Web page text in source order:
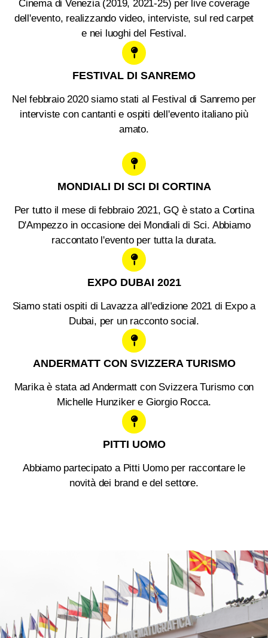
Cinema di Venezia (2019, 2021-25) per live coverage
dell'evento, realizzando video, interviste, sul red carpet
e nei luoghi del Festival.
FESTIVAL DI SANREMO
Nel febbraio 2020 siamo stati al Festival di Sanremo per
interviste con cantanti e ospiti dell'evento italiano più
amato.
MONDIALI DI SCI DI CORTINA
Per tutto il mese di febbraio 2021, GQ è stato a Cortina
D'Ampezzo in occasione dei Mondiali di Sci. Abbiamo
raccontato l'evento per tutta la durata.
EXPO DUBAI 2021
Siamo stati ospiti di Lavazza all'edizione 2021 di Expo a
Dubai, per un racconto social.
ANDERMATT CON SVIZZERA TURISMO
Marika è stata ad Andermatt con Svizzera Turismo con
Michelle Hunziker e Giorgio Rocca.
PITTI UOMO
Abbiamo partecipato a Pitti Uomo per raccontare le
novità dei brand e del settore.